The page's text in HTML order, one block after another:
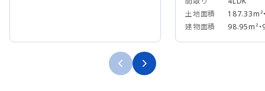
土地面積
187.33m²
建物面積
98.95m²